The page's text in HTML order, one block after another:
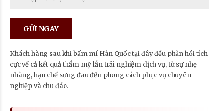
Khách hàng sau khi bấm mí Hàn Quốc tại đây đều phản hồi tích
cực về cả kết quả thẩm mỹ lẫn trải nghiệm dịch vụ, từ sự nhẹ
nhàng, hạn chế sưng đau đến phong cách phục vụ chuyên
nghiệp và chu đáo.